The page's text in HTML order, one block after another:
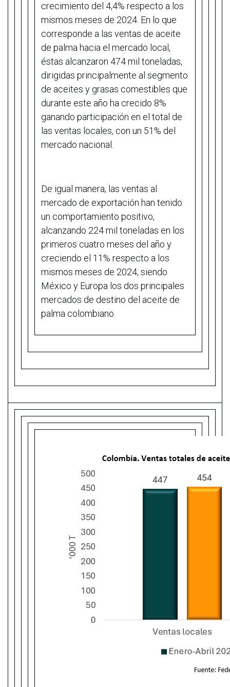
crecimiento del 4,4% respecto a los
mismos meses de 2024. En lo que
corresponde a las ventas de aceite
de palma hacia el mercado local,
éstas alcanzaron 474 mil toneladas,
dirigidas principalmente al segmento
de aceites y grasas comestibles que
durante este año ha crecido 8%
ganando participación en el total de
las ventas locales, con un 51% del
mercado nacional.
De igual manera, las ventas al
mercado de exportación han tenido
un comportamiento positivo,
alcanzando 224 mil toneladas en los
primeros cuatro meses del año y
creciendo el 11% respecto a los
mismos meses de 2024, siendo
México y Europa los dos principales
mercados de destino del aceite de
palma colombiano.